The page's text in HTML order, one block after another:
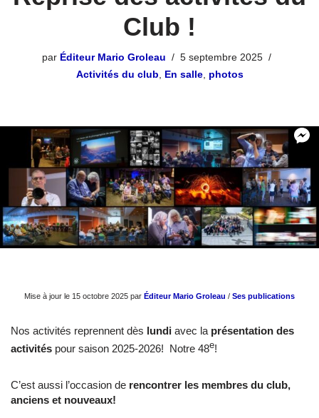
Club !
par Éditeur Mario Groleau
5 septembre 2025
Activités du club
En salle, photos
Mise à jour le 15 octobre 2025 par Éditeur Mario Groleau / Ses publications
Nos activités reprennent dès lundi avec la présentation des
activités pour saison 2025-2026! Notre 48e!
C’est aussi l’occasion de rencontrer les membres du club,
anciens et nouveaux!